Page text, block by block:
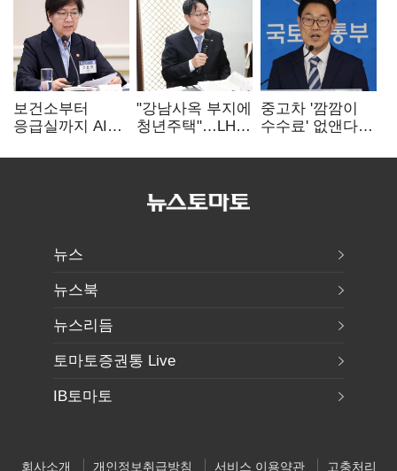
보건소부터
응급실까지 AI
혁신 본격화
"강남사옥 부지에
청년주택"…LH도
중고차 '깜깜이
수수료' 없앤다…
생기면 환불
뉴스
뉴스북
뉴스리듬
토마토증권통 Live
IB토마토
회사소개 개인정보취급방침 서비스 이용약관 고충처리